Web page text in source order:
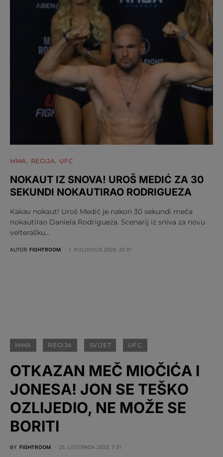
MMA REGIJA UFC
NOKAUT IZ SNOVA! UROŠ MEDIĆ ZA 30
SEKUNDI NOKAUTIRAO RODRIGUEZA
Kakav nokaut! Uroš Medić je nakon 30 sekundi meča
nokautirao Daniela Rodrigueza. Scenarij iz sniva za novu
velterašku…
AUTOR FIGHTROOM 1. KOLOVOZA 2026. 21:37
MMA REGIJA SVIJET UFC
OTKAZAN MEČ MIOČIĆA I
JONESA! JON SE TEŠKO
OZLIJEDIO, NE MOŽE SE
BORITI
BY FIGHTROOM 25. LISTOPADA 2023. 7:31